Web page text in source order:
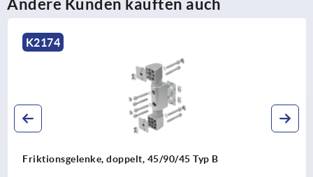
Andere Kunden kauften auch
K2174
Friktionsgelenke, doppelt, 45/90/45 Typ B